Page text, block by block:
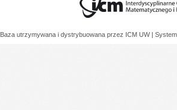
Baza utrzymywana i dystrybuowana przez ICM UW |